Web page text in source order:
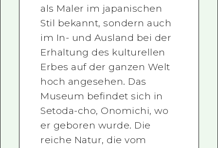
als Maler im japanischen
Stil bekannt, sondern auch
im In- und Ausland bei der
Erhaltung des kulturellen
Erbes auf der ganzen Welt
hoch angesehen. Das
Museum befindet sich in
Setoda-cho, Onomichi, wo
er geboren wurde. Die
reiche Natur, die vom